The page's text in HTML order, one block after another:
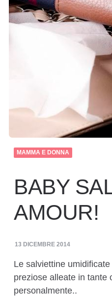
MAMMA E DONNA
BABY
AMOUR!
13 DICEMBRE 2014
Le salviettine
preziose alleate in tante
personalmente..